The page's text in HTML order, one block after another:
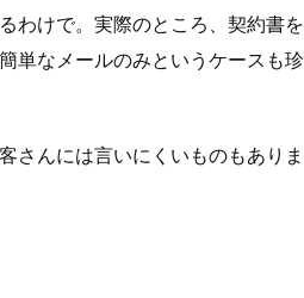
わけで。実際のところ、契約書を
単なメールのみというケースも珍
さんには言いにくいものもありま